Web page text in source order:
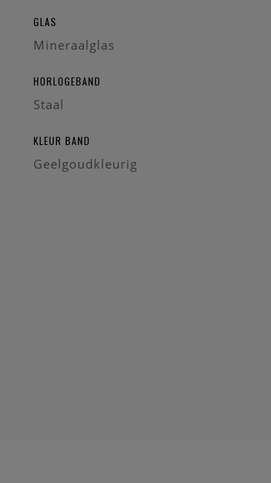
GLAS
Mineraalglas
HORLOGEBAND
Staal
KLEUR BAND
Geelgoudkleurig